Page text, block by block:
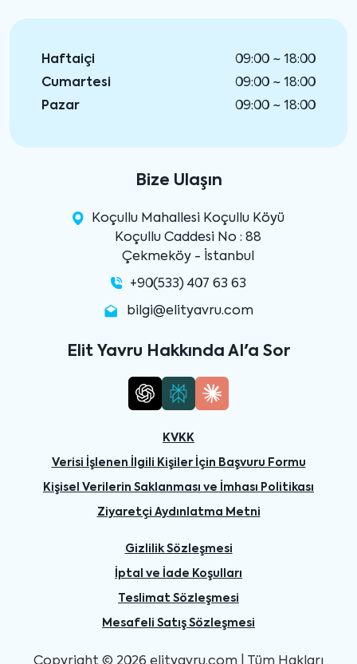
Haftaiçi
09:00 ~ 18:00
Cumartesi
09:00 ~ 18:00
Pazar
09:00 ~ 18:00
Bize Ulaşın
Koçullu Mahallesi Koçullu Köyü
Koçullu Caddesi No : 88
Çekmeköy - İstanbul
+90(533) 407 63 63
bilgi@elityavru.com
Elit Yavru Hakkında AI'a Sor
KVKK
Verisi İşlenen İlgili Kişiler İçin Başvuru Formu
Kişisel Verilerin Saklanması ve İmhası Politikası
Ziyaretçi Aydınlatma Metni
Gizlilik Sözleşmesi
İptal ve İade Koşulları
Teslimat Sözleşmesi
Mesafeli Satış Sözleşmesi